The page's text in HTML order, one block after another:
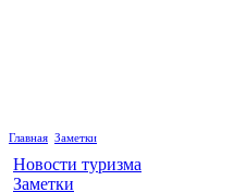
Главная Заметки
Новости туризма
Заметки